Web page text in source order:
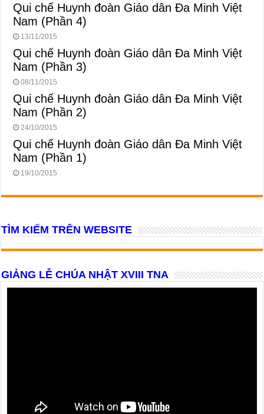
Qui chế Huynh đoàn Giáo dân Đa Minh Việt
Nam (Phần 4)
13/11/2015
Qui chế Huynh đoàn Giáo dân Đa Minh Việt
Nam (Phần 3)
08/11/2015
Qui chế Huynh đoàn Giáo dân Đa Minh Việt
Nam (Phần 2)
24/10/2015
Qui chế Huynh đoàn Giáo dân Đa Minh Việt
Nam (Phần 1)
19/10/2015
TÌM KIẾM TRÊN WEBSITE
GIẢNG LỄ CHÚA NHẬT XVIII TNA